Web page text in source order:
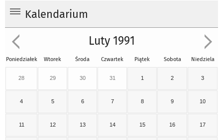
Kalendarium
Luty 1991
Poniedziałek Wtorek Środa Czwartek Piątek Sobota Niedziela
28 29 30 31 1 2 3
4 5 6 7 8 9 10
11 12 13 14 15 16 17